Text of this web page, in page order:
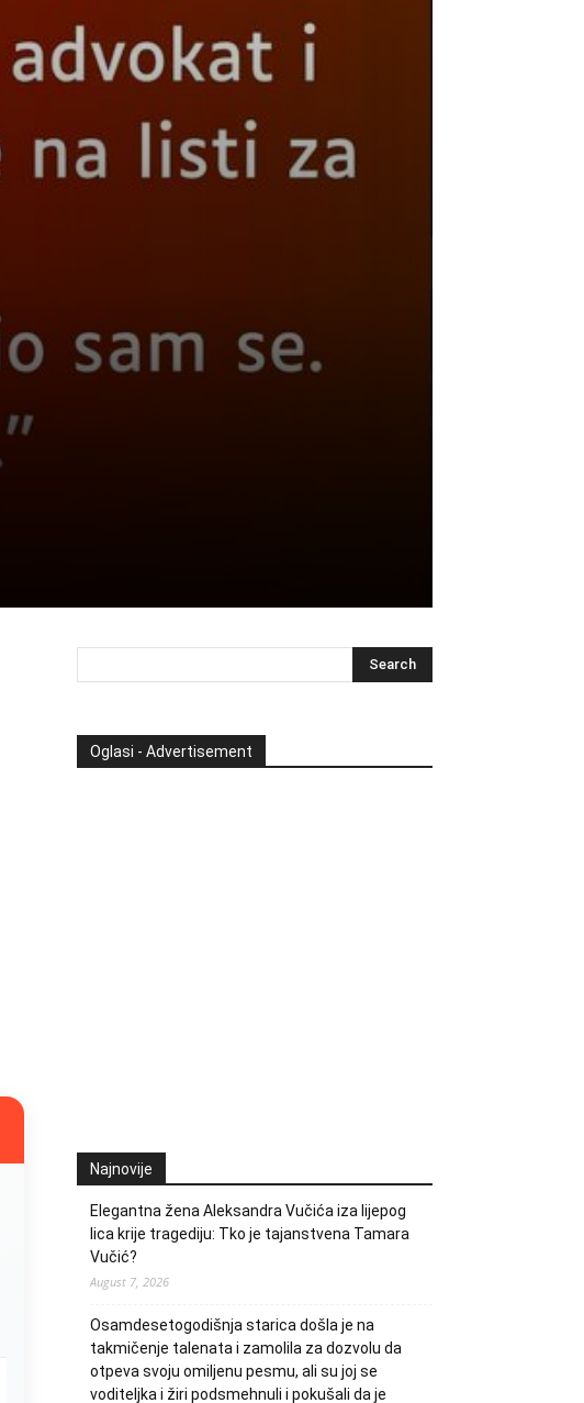
Oglasi - Advertisement
Najnovije
Elegantna žena Aleksandra Vučića iza lijepog
lica krije tragediju: Tko je tajanstvena Tamara
Vučić?
August 7, 2026
Osamdesetogodišnja starica došla je na
takmičenje talenata i zamolila za dozvolu da
otpeva svoju omiljenu pesmu, ali su joj se
voditeljka i žiri podsmehnuli i pokušali da je